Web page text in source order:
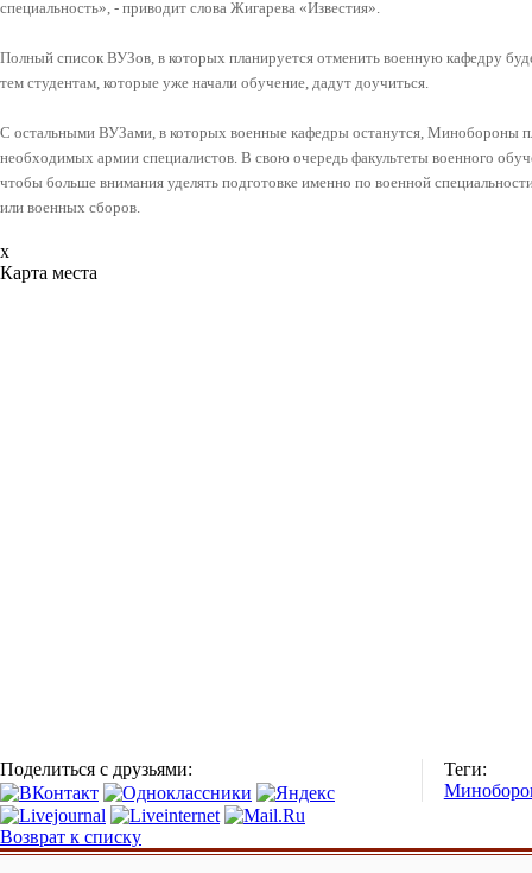
специальность», - приводит слова Жигарева «Известия».
Полный список ВУЗов, в которых планируется отменить военную кафедру
тем студентам, которые уже начали обучение, дадут доучиться.
С остальными ВУЗами, в которых военные кафедры останутся, Минобороны
необходимых армии специалистов. В свою очередь факультеты военного
чтобы больше внимания уделять подготовке именно по военной
или военных сборов.
x
Карта места
Поделиться с друзьями:
Теги:
Возврат к списку